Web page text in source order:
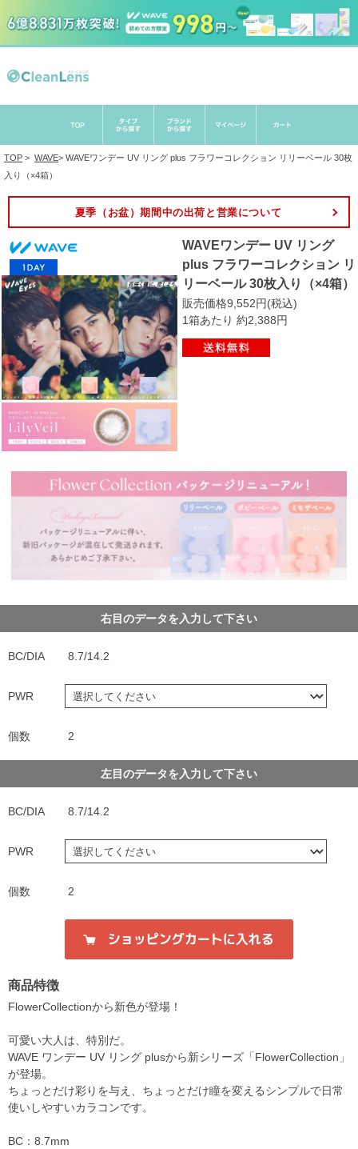
TOP > WAVE> WAVEワンデー UV リング plus フラワーコレクション リリーベール 30枚
入り（×4箱）
夏季（お盆）期間中の出荷と営業について
WAVEワンデー UV リング
plus フラワーコレクション リ
リーベール 30枚入り（×4箱）
販売価格9,552円(税込)
1箱あたり 約2,388円
右目のデータを入力して下さい
BC/DIA 8.7/14.2
PWR
個数 2
左目のデータを入力して下さい
BC/DIA 8.7/14.2
PWR
個数 2
商品特徴
FlowerCollectionから新色が登場！
可愛い大人は、特別だ。
WAVE ワンデー UV リング plusから新シリーズ「FlowerCollection」
が登場。
ちょっとだけ彩りを与え、ちょっとだけ瞳を変えるシンプルで日常
使いしやすいカラコンです。
BC：8.7mm